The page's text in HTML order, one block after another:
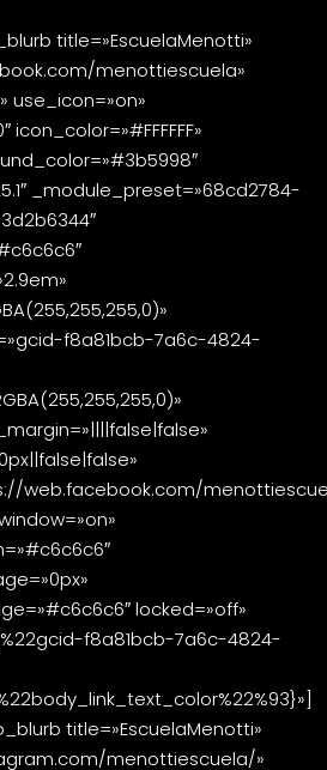
title=»EscuelaMenotti»
menottiescuela»
use_icon=»on»
_module_preset=»68cd2784-
f8a81bcb-7a6c-4824-
web.facebook.com/
locked=»off»
f8a81bcb-7a6c-4824-
title=»EscuelaMenotti»
menottiescuela/»